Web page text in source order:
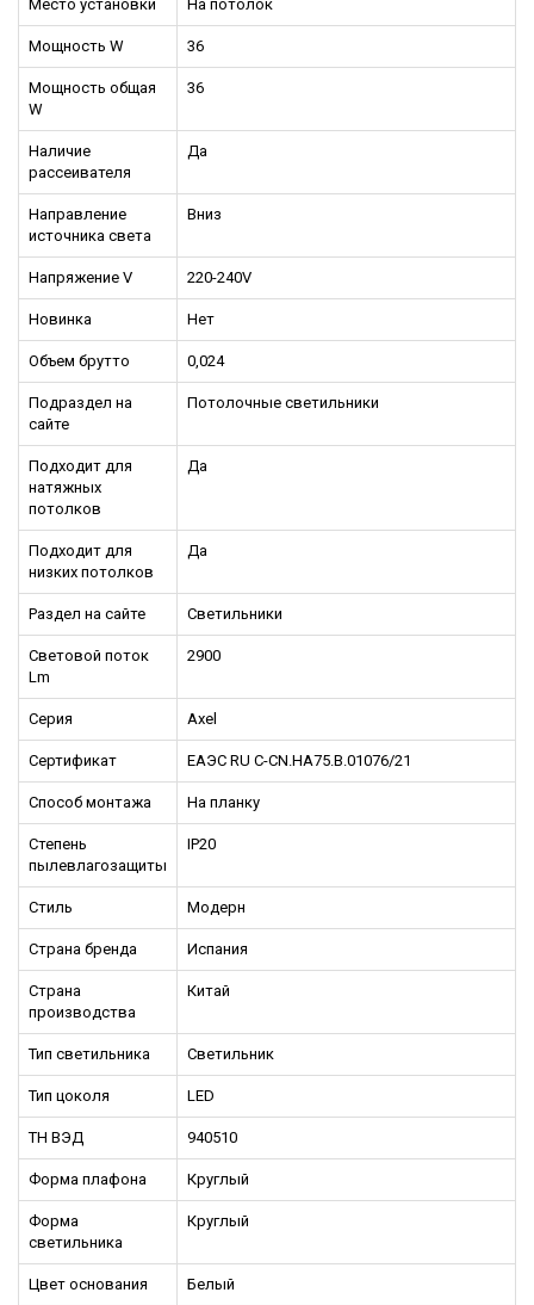
Место установки На потолок
Мощность W 36
Мощность общая
W
36
Наличие
рассеивателя
Да
Направление
источника света
Вниз
Напряжение V 220-240V
Новинка Нет
Объем брутто 0,024
Подраздел на
сайте
Потолочные светильники
Подходит для
натяжных
потолков
Да
Подходит для
низких потолков
Да
Раздел на сайте Светильники
Световой поток
Lm
2900
Серия Axel
Сертификат ЕАЭС RU С-CN.НА75.В.01076/21
Способ монтажа На планку
Степень
пылевлагозащиты
IP20
Стиль Модерн
Страна бренда Испания
Страна
производства
Китай
Тип светильника Светильник
Тип цоколя LED
ТН ВЭД 940510
Форма плафона Круглый
Форма
светильника
Круглый
Цвет основания Белый